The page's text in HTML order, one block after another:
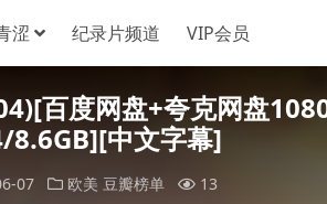
涩 纪录片频道 VIP会员
度网盘+夸克网盘
8.6GB][中文字幕]
07 欧美 豆瓣榜单 13